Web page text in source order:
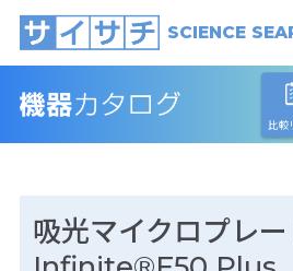
SCIENCE
比較
吸光マイクロプレ